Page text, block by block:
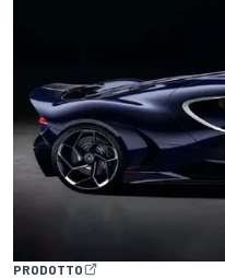
PRODOTTO